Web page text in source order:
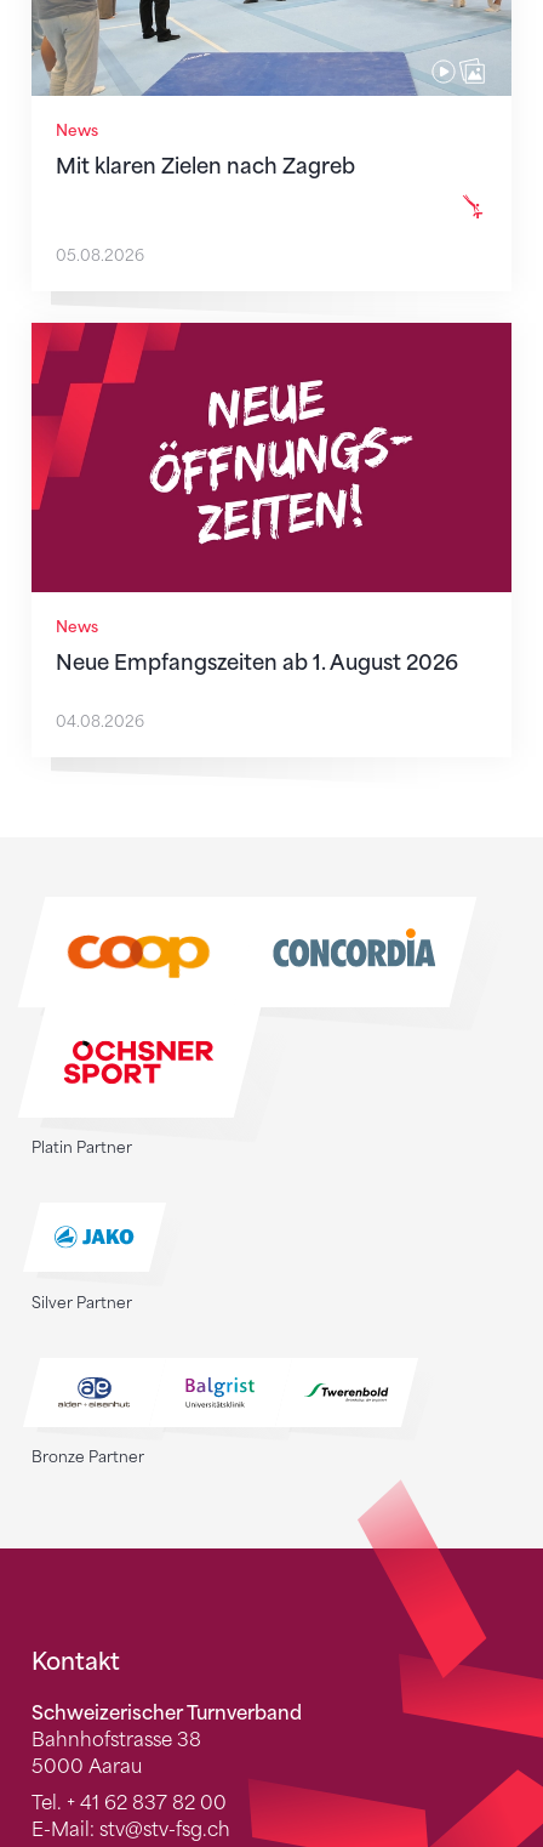
News
Mit klaren Zielen nach Zagreb
05.08.2026
News
Neue Empfangszeiten ab 1. August 2026
Neue Empfangszeiten ab 1. August 2026
04.08.2026
Platin Partner
Silver Partner
Bronze Partner
Fusszeile
Kontakt
Schweizerischer Turnverband
Bahnhofstrasse 38
5000 Aarau
Tel. + 41 62 837 82 00
E-Mail: stv@stv-fsg.ch